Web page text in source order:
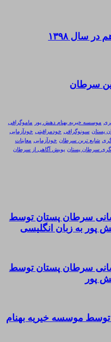
سال ۱۳۹۸
سرطان
موسسه خیریه بهنام دهش پور
ماموگرافی
پستان سونوگرافی خودمراقبتی خودآزمایی
شایع ترین سرطان خودآزمایی معاینات
سرطان پستان پویش آگاهی از سرطان
سرطان پستان توسط
پور به زبان انگلیسی
سرطان پستان توسط
پور
توسط موسسه خیریه بهنام